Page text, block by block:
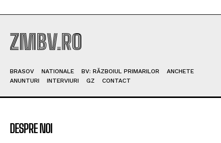
ZMBV.RO
BRASOV NATIONALE BV: RĂZBOIUL PRIMARILOR
ANCHETE
ANUNTURI
INTERVIURI GZ CONTACT
DESPRE NOI